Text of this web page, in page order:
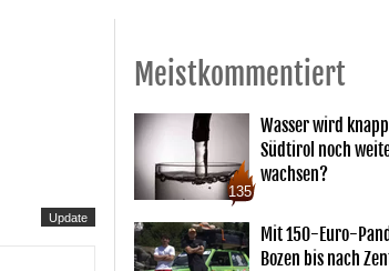
Update
Meistkommentiert
135
Wasser wird
Südtirol noch
wachsen?
Mit 150-Euro-
Bozen bis nach